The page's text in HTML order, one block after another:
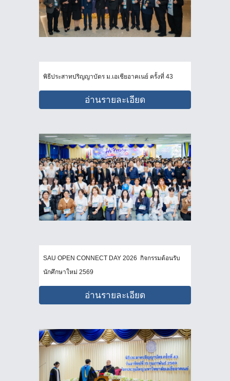
พิธีประสาทปริญญาบัตร ม.เอเชียอาคเนย์ ครั้งที่ 43
อ่านรายละเอียด
SAU OPEN CONNECT DAY 2026 กิจกรรมต้อนรับ
นักศึกษาใหม่ 2569
อ่านรายละเอียด